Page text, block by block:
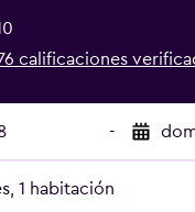
calificaciones
-
1 habitación